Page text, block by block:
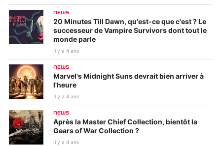
NEWS
20 Minutes Till Dawn, qu'est-ce que c'est ? Le
successeur de Vampire Survivors dont tout le
monde parle
Il y a 4 ans
NEWS
Marvel's Midnight Suns devrait bien arriver à
l'heure
Il y a 4 ans
NEWS
Après la Master Chief Collection, bientôt la
Gears of War Collection ?
Il y a 4 ans